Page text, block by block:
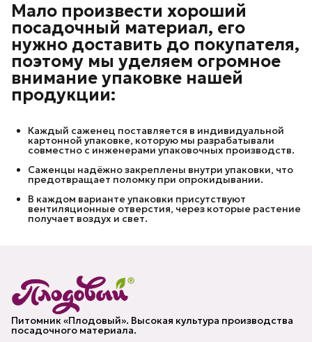
Мало произвести хороший
посадочный материал, его
нужно доставить до покупателя,
поэтому мы уделяем огромное
внимание упаковке нашей
продукции:
Каждый саженец поставляется в индивидуальной
картонной упаковке, которую мы разрабатывали
совместно с инженерами упаковочных производств.
Саженцы надёжно закреплены внутри упаковки, что
предотвращает поломку при опрокидывании.
В каждом варианте упаковки присутствуют
вентиляционные отверстия, через которые растение
получает воздух и свет.
Питомник «Плодовый». Высокая культура производства
посадочного материала.